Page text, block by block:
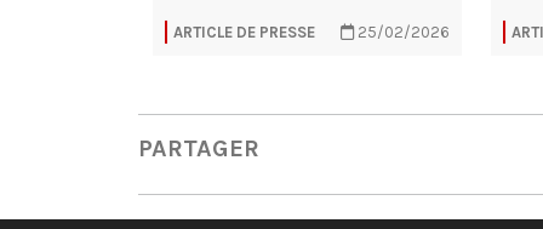
ARTICLE DE PRESSE 25/02/2026
PARTAGER